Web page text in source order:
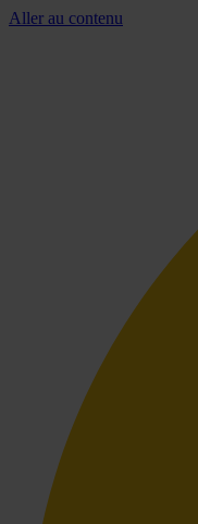
Aller au contenu